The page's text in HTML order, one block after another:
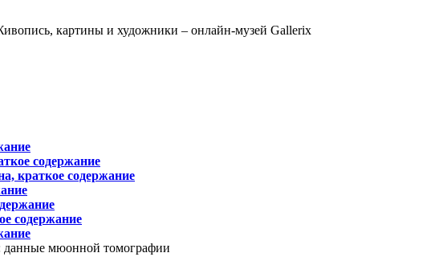
содержание
краткое содержание
содержание